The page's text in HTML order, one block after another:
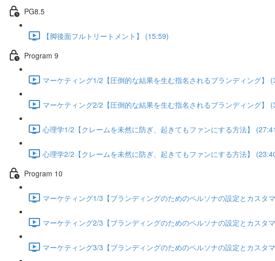
PG8.5
【脚後面フルトリートメント】 (15:59)
Program 9
マーケティング1/2【圧倒的な結果を生む指名されるブランディング】
マーケティング2/2【圧倒的な結果を生む指名されるブランディング】
心理学1/2【クレームを未然に防ぎ、起きてもファンにする方法】
心理学2/2【クレームを未然に防ぎ、起きてもファンにする方法】
Program 10
マーケティング1/3【ブランディングのためのペルソナの設定とカスタ
マーケティング2/3【ブランディングのためのペルソナの設定とカスタ
マーケティング3/3【ブランディングのためのペルソナの設定とカスタ